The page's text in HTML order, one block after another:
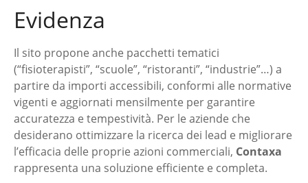
Evidenza
Il sito propone anche pacchetti tematici
(“fisioterapisti”, “scuole”, “ristoranti”, “industrie”…) a
partire da importi accessibili, conformi alle normative
vigenti e aggiornati mensilmente per garantire
accuratezza e tempestività. Per le aziende che
desiderano ottimizzare la ricerca dei lead e migliorare
l’efficacia delle proprie azioni commerciali, Contaxa
rappresenta una soluzione efficiente e completa.